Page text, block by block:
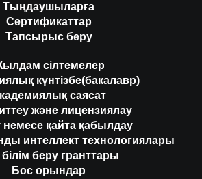
Тыңдаушыларға
Сертификаттар
Тапсырыс беру
сілтемелер
күнтізбе(бакалавр)
саясат
және лицензиялау
қайта қабылдау
интеллект технологиялары
беру гранттары
Бос орындар